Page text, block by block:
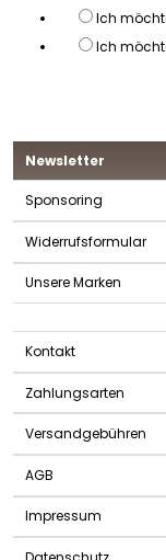
Ich
Ich
Newsletter
Sponsoring
Widerrufsformular
Unsere Marken
Kontakt
Zahlungsarten
Versandgebühren
AGB
Impressum